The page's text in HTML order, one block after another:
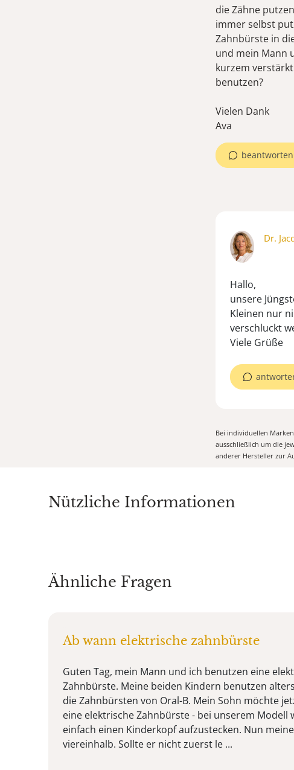
die Zähne
immer selbst
Zahnbürste in
und mein Mann
kurzem
benutzen?
Vielen Dank
Ava
beantworten
Dr.
Hallo,
unsere
Kleinen nur
verschluckt
Viele Grüße
Bei individuellen
ausschließlich um die
anderer Hersteller zur
Nützliche Informationen
Ähnliche Fragen
Ab wann elektrische zahnbürste
Guten Tag, mein Mann und ich benutzen eine
Zahnbürste. Meine beiden Kindern benutzen
die Zahnbürsten von Oral-B. Mein Sohn möchte
eine elektrische Zahnbürste - bei unserem Modell
einfach einen Kinderkopf aufzustecken. Nun
viereinhalb. Sollte er nicht zuerst le ...